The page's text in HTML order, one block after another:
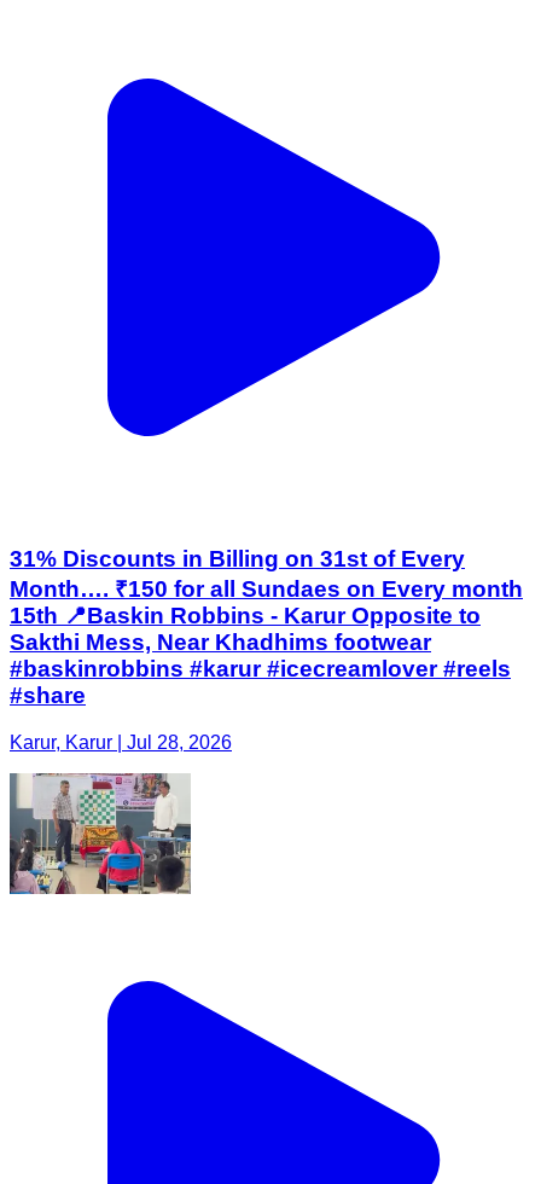
31% Discounts in Billing on 31st of Every
Month…. ₹150 for all Sundaes on Every month
15th 📍Baskin Robbins - Karur Opposite to
Sakthi Mess, Near Khadhims footwear
#baskinrobbins #karur #icecreamlover #reels
#share
Karur, Karur | Jul 28, 2026